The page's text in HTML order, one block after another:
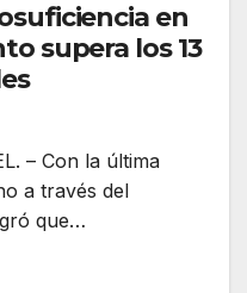
en
supera los 13
– Con la última
a través del
que…